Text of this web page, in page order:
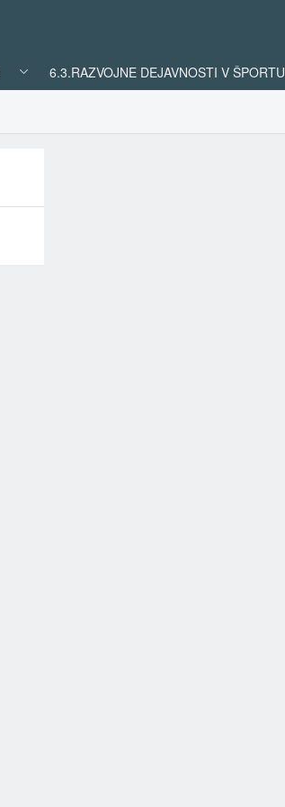
6.3.RAZVOJNE DEJAVNOSTI V ŠPORTU